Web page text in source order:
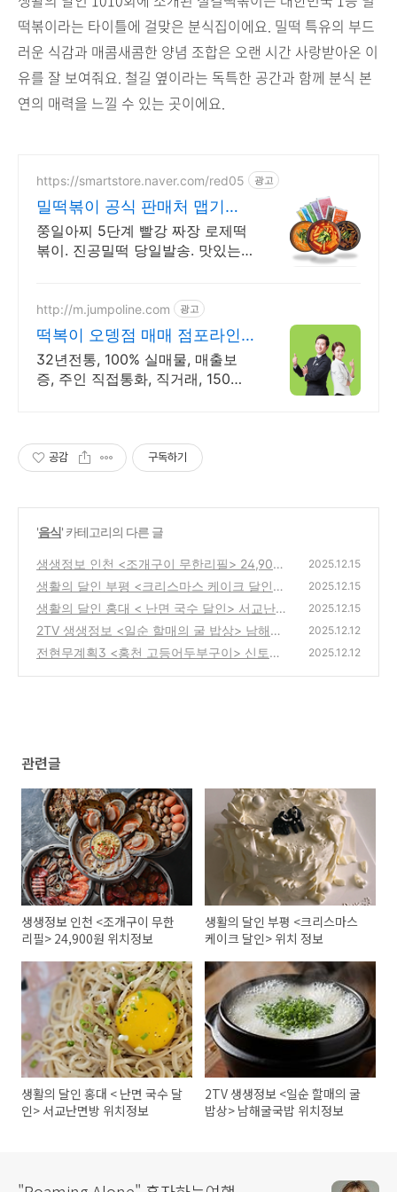
떡볶이라는 타이틀에 걸맞은 분식집이에요. 밀떡 특유의 부드
러운 식감과 매콤새콤한 양념 조합은 오랜 시간 사랑받아온 이
유를 잘 보여줘요. 철길 옆이라는 독특한 공간과 함께 분식 본
연의 매력을 느낄 수 있는 곳이에요.
https://smartstore.naver.com/red05 광고
밀떡볶이 공식 판매처 맵기
1~5단계 떡볶이.
쭝일아찌 5단계 빨강 짜장 로제떡
볶이. 진공밀떡 당일발송. 맛있는
http://m.jumpoline.com 광고
떡복이 오뎅점 매매 점포라인
빠른 직거래 & 안전중개거래
32년전통, 100% 실매물, 매출보
증, 주인 직접통화, 직거래, 150명
공감 구독하기
'음식' 카테고리의 다른 글
생생정보 인천 <조개구이 무한리필> 24,900
원 위치정보
(1)
2025.12.15
생활의 달인 부평 <크리스마스 케이크 달인>
위치 정보
(0)
2025.12.15
생활의 달인 홍대 < 난면 국수 달인> 서교난면
방 위치정보
(0)
2025.12.15
2TV 생생정보 <일순 할매의 굴 밥상> 남해굴
국밥 위치정보
(0)
2025.12.12
전현무계획3 <홍천 고등어두부구이> 신토불
2025.12.12
관련글
생생정보 인천 <조개구이 무한
리필> 24,900원 위치정보
생활의 달인 부평 <크리스마스
케이크 달인> 위치 정보
생활의 달인 홍대 < 난면 국수 달
인> 서교난면방 위치정보
2TV 생생정보 <일순 할매의 굴
밥상> 남해굴국밥 위치정보